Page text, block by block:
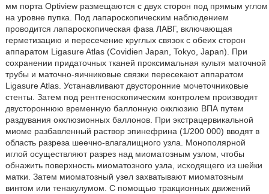
мм порта Optiview размещаются с двух сторон под прямым углом
на уровне пупка. Под лапароскопическим наблюдением
проводится лапароскопическая фаза ЛАВГ, включающая
герметизацию и пересечение круглых связок с обеих сторон
аппаратом Ligasure Atlas (Covidien Japan, Tokyo, Japan). При
сохранении придаточных тканей проксимальная культя маточной
трубы и маточно-яичниковые связки пересекают аппаратом
Ligasure Atlas. Устанавливают двусторонние мочеточниковые
стенты. Затем под рентгеноскопическим контролем производят
двустороннюю временную баллонную окклюзию ВПА путем
раздувания окклюзионных баллонов. При экстрацервикальной
миоме разбавленный раствор эпинефрина (1/200 000) вводят в
область разреза шеечно-влагалищного узла. Монополярной
иглой осуществляют разрез над миоматозным узлом, чтобы
обнажить поверхность миоматозного узла, исходящего из шейки
матки. Затем миоматозный узел захватывают миоматозным
винтом или тенакулумом. С помощью тракционных движений